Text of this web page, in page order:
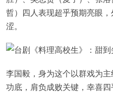
哲）四人表现超乎预期亮眼
涩。
李国毅，身为这个以群戏为
功底，肩负成败关键，幸喜